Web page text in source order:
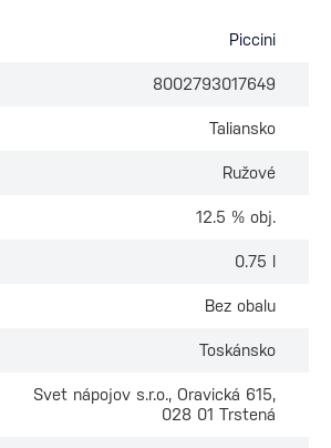
Piccini
8002793017649
Taliansko
Ružové
12.5 % obj.
0.75 l
Bez obalu
Toskánsko
Svet nápojov s.r.o., Oravická 615,
028 01 Trstená